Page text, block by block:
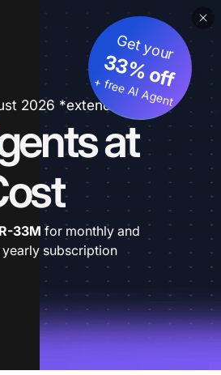
2026 *extended
at
Get your
33% off
+ free AI Agent
33M for monthly and
subscription